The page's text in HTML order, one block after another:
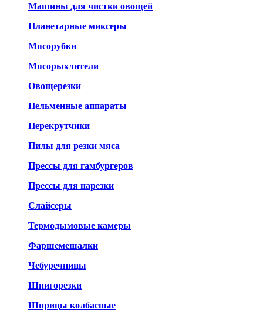
Машины для чистки овощей
Планетарные миксеры
Мясорубки
Мясорыхлители
Овощерезки
Пельменные аппараты
Перекрутчики
Пилы для резки мяса
Прессы для гамбургеров
Прессы для нарезки
Слайсеры
Термодымовые камеры
Фаршемешалки
Чебуречницы
Шпигорезки
Шприцы колбасные